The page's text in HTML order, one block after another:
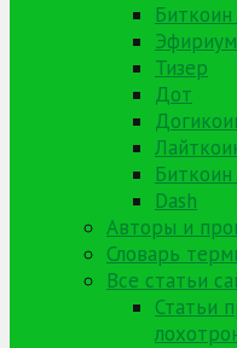
Эфириум
Тизер
Дот
Dash
Авторы и
Словарь
Все статьи
Статьи